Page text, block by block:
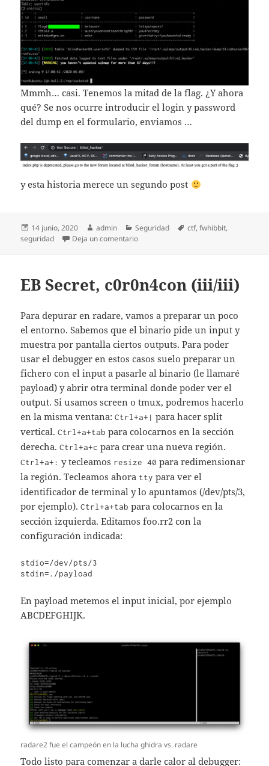
Mmmh… casi. Tenemos la mitad de la flag. ¿Y ahora
qué? Se nos ocurre introducir el login y password
del dump en el formulario, enviamos …
y esta historia merece un segundo post
Publicado
el
14 junio, 2020 Autor
admin Categorías
Seguridad Etiquetas
ctf,fwhibbit,
seguridad
Deja un comentarioen Blind Hacker Challenge (i)
EB Secret, c0r0n4con (iii/iii)
Para depurar en radare, vamos a preparar un poco
el entorno. Sabemos que el binario pide un input y
muestra por pantalla ciertos outputs. Para poder
usar el debugger en estos casos suelo preparar un
fichero con el input a pasarle al binario (le llamaré
payload) y abrir otra terminal donde poder ver el
output. Si usamos screen o tmux, podremos hacerlo
en la misma ventana:Ctrl+a+| para hacer split
vertical.Ctrl+a+tab para colocarnos en la sección
derecha.Ctrl+a+c para crear una nueva región.
Ctrl+a+: y tecleamos resize 40 para redimensionar
la región. Tecleamos ahora tty para ver el
identificador de terminal y lo apuntamos (/dev/pts/3,
por ejemplo).Ctrl+a+tab para colocarnos en la
sección izquierda. Editamos foo.rr2 con la
configuración indicada:
stdio=/dev/pts/3
stdin=./payload
En payload metemos el input inicial, por ejemplo
ABCDEFGHIJK.
radare2 fue el campeón en la lucha ghidra vs. radare
Todo listo para comenzar a darle calor al debugger: